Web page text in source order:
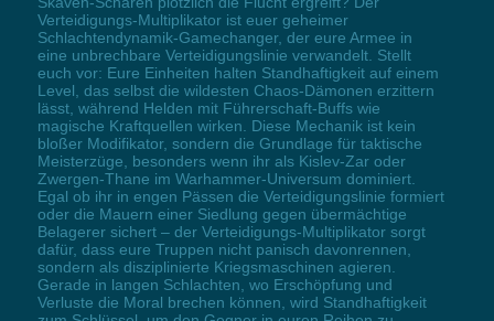
Verteidigungs-Multiplikator ist euer geheimer
Schlachtendynamik-Gamechanger, der eure Armee in
eine unbrechbare Verteidigungslinie verwandelt. Stellt
euch vor: Eure Einheiten halten Standhaftigkeit auf einem
Level, das selbst die wildesten Chaos-Dämonen erzittern
lässt, während Helden mit Führerschaft-Buffs wie
magische Kraftquellen wirken. Diese Mechanik ist kein
bloßer Modifikator, sondern die Grundlage für taktische
Meisterzüge, besonders wenn ihr als Kislev-Zar oder
Zwergen-Thane im Warhammer-Universum dominiert.
Egal ob ihr in engen Pässen die Verteidigungslinie formiert
oder die Mauern einer Siedlung gegen übermächtige
Belagerer sichert – der Verteidigungs-Multiplikator sorgt
dafür, dass eure Truppen nicht panisch davonrennen,
sondern als disziplinierte Kriegsmaschinen agieren.
Gerade in langen Schlachten, wo Erschöpfung und
Verluste die Moral brechen können, wird Standhaftigkeit